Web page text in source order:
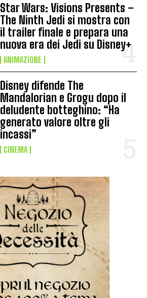
Star Wars: Visions Presents –
The Ninth Jedi si mostra con
il trailer finale e prepara una
nuova era dei Jedi su Disney+
ANIMAZIONE
Disney difende The
Mandalorian e Grogu dopo il
deludente botteghino: “Ha
generato valore oltre gli
incassi”
CINEMA